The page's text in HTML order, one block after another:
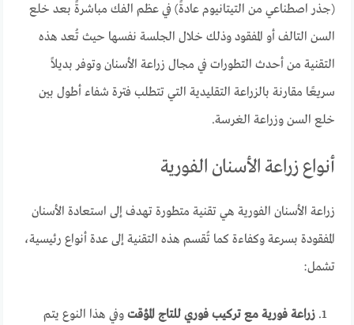
(جذر اصطناعي من التيتانيوم عادةً) في عظم الفك مباشرةً بعد خلع
السن التالف أو المفقود وذلك خلال الجلسة نفسها حيث تُعد هذه
التقنية من أحدث التطورات في مجال زراعة الأسنان وتوفر بديلاً
سريعًا مقارنة بالزراعة التقليدية التي تتطلب فترة شفاء أطول بين
خلع السن وزراعة الغرسة.
أنواع زراعة الأسنان الفورية
زراعة الأسنان الفورية هي تقنية متطورة تهدف إلى استعادة الأسنان
المفقودة بسرعة وكفاءة كما تُقسم هذه التقنية إلى عدة أنواع رئيسية،
تشمل:
زراعة فورية مع تركيب فوري للتاج المؤقت وفي هذا النوع يتم